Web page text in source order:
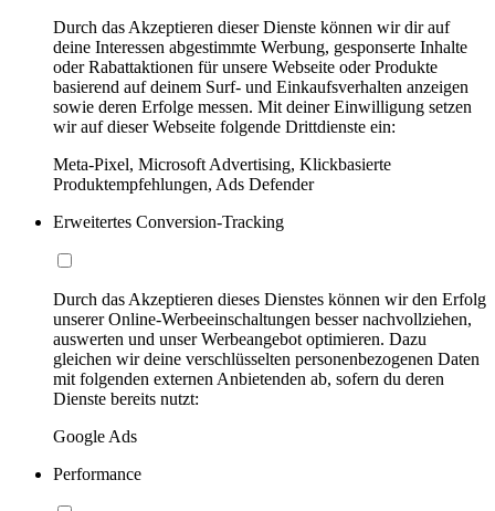
Durch das Akzeptieren dieser Dienste können wir dir auf
deine Interessen abgestimmte Werbung, gesponserte Inhalte
oder Rabattaktionen für unsere Webseite oder Produkte
basierend auf deinem Surf- und Einkaufsverhalten anzeigen
sowie deren Erfolge messen. Mit deiner Einwilligung setzen
wir auf dieser Webseite folgende Drittdienste ein:
Meta-Pixel, Microsoft Advertising, Klickbasierte
Produktempfehlungen, Ads Defender
Erweitertes Conversion-Tracking
Durch das Akzeptieren dieses Dienstes können wir den Erfolg
unserer Online-Werbeeinschaltungen besser nachvollziehen,
auswerten und unser Werbeangebot optimieren. Dazu
gleichen wir deine verschlüsselten personenbezogenen Daten
mit folgenden externen Anbietenden ab, sofern du deren
Dienste bereits nutzt:
Google Ads
Performance